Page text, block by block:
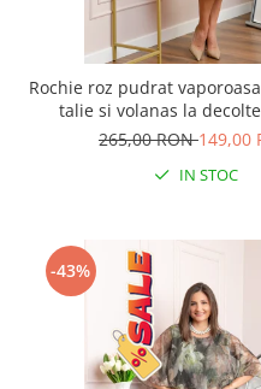
Rochie roz pudrat
talie si volanas la
265,00 RON149,00
IN STOC
-43%